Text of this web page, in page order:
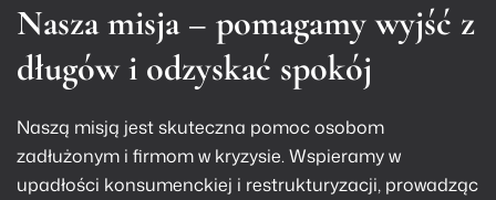
Nasza misja – pomagamy wyjść z
długów i odzyskać spokój
Naszą misją jest skuteczna pomoc osobom
zadłużonym i firmom w kryzysie. Wspieramy w
upadłości konsumenckiej i restrukturyzacji, prowadząc